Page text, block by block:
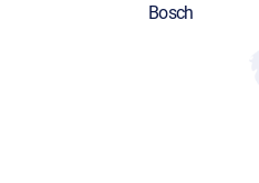
Bosch